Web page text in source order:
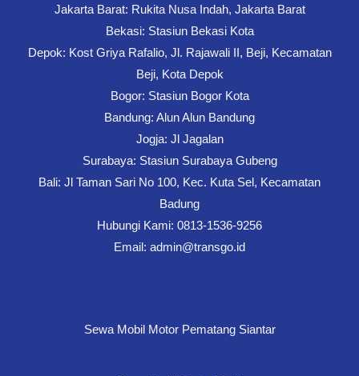
Jakarta Barat: Rukita Nusa Indah, Jakarta Barat
Bekasi: Stasiun Bekasi Kota
Depok: Kost Griya Rafalio, Jl. Rajawali II, Beji, Kecamatan
Beji, Kota Depok
Bogor: Stasiun Bogor Kota
Bandung: Alun Alun Bandung
Jogja: Jl Jagalan
Surabaya: Stasiun Surabaya Gubeng
Bali: Jl Taman Sari No 100, Kec. Kuta Sel, Kecamatan
Badung
Hubungi Kami: 0813-1536-9256
Email: admin@transgo.id
Sewa Mobil Motor Pematang Siantar